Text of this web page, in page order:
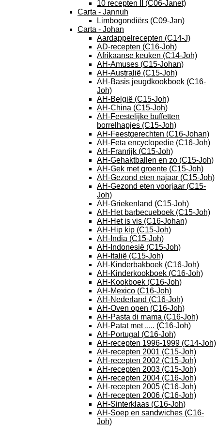
10 recepten II (C06-Janet)
Carta - Jannuh
Limbogondiërs (C09-Jan)
Carta - Johan
Aardappelrecepten (C14-J)
AD-recepten (C16-Joh)
Afrikaanse keuken (C14-Joh)
AH-Amuses (C15-Johan)
AH-Australië (C15-Joh)
AH-Basis jeugdkookboek (C16-
Joh)
AH-België (C15-Joh)
AH-China (C15-Joh)
AH-Feestelijke buffetten
borrelhapjes (C15-Joh)
AH-Feestgerechten (C16-Johan)
AH-Feta encyclopedie (C16-Joh)
AH-Franrijk (C15-Joh)
AH-Gehaktballen en zo (C15-Joh)
AH-Gek met groente (C15-Joh)
AH-Gezond eten najaar (C15-Joh)
AH-Gezond eten voorjaar (C15-
Joh)
AH-Griekenland (C15-Joh)
AH-Het barbecueboek (C15-Joh)
AH-Het is vis (C16-Johan)
AH-Hip kip (C15-Joh)
AH-India (C15-Joh)
AH-Indonesië (C15-Joh)
AH-Italië (C15-Joh)
AH-Kinderbakboek (C16-Joh)
AH-Kinderkookboek (C16-Joh)
AH-Kookboek (C16-Joh)
AH-Mexico (C16-Joh)
AH-Nederland (C16-Joh)
AH-Oven open (C16-Joh)
AH-Pasta di mama (C16-Joh)
AH-Patat met ..... (C16-Joh)
AH-Portugal (C16-Joh)
AH-recepten 1996-1999 (C14-Joh)
AH-recepten 2001 (C15-Joh)
AH-recepten 2002 (C15-Joh)
AH-recepten 2003 (C15-Joh)
AH-recepten 2004 (C16-Joh)
AH-recepten 2005 (C16-Joh)
AH-recepten 2006 (C16-Joh)
AH-Sinterklaas (C16-Joh)
AH-Soep en sandwiches (C16-
Joh)